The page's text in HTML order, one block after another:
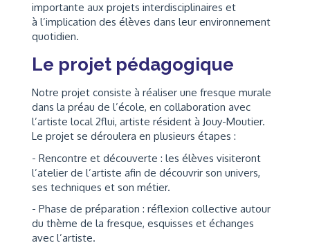
importante aux projets interdisciplinaires et
à l’implication des élèves dans leur environnement
quotidien.
Le projet pédagogique
Notre projet consiste à réaliser une fresque murale
dans la préau de l’école, en collaboration avec
l’artiste local 2flui, artiste résident à Jouy-Moutier.
Le projet se déroulera en plusieurs étapes :
- Rencontre et découverte : les élèves visiteront
l’atelier de l’artiste afin de découvrir son univers,
ses techniques et son métier.
- Phase de préparation : réflexion collective autour
du thème de la fresque, esquisses et échanges
avec l’artiste.